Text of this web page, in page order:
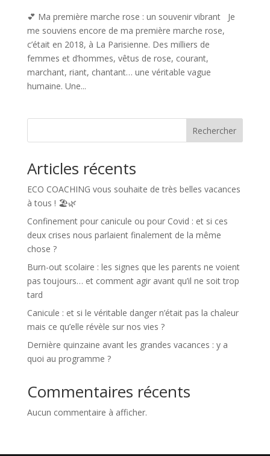
💕 Ma première marche rose : un souvenir vibrant Je
me souviens encore de ma première marche rose,
c’était en 2018, à La Parisienne. Des milliers de
femmes et d’hommes, vêtus de rose, courant,
marchant, riant, chantant… une véritable vague
humaine. Une...
Rechercher
Articles récents
ECO COACHING vous souhaite de très belles vacances
à tous ! 🏖️🌿
Confinement pour canicule ou pour Covid : et si ces
deux crises nous parlaient finalement de la même
chose ?
Burn-out scolaire : les signes que les parents ne voient
pas toujours… et comment agir avant qu’il ne soit trop
tard
Canicule : et si le véritable danger n’était pas la chaleur
mais ce qu’elle révèle sur nos vies ?
Dernière quinzaine avant les grandes vacances : y a
quoi au programme ?
Commentaires récents
Aucun commentaire à afficher.